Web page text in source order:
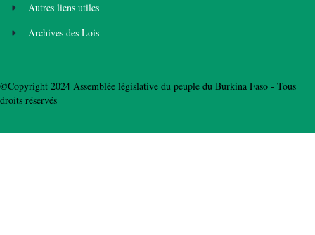
Autres liens utiles
Archives des Lois
©Copyright 2024 Assemblée législative du peuple du Burkina Faso - Tous
droits réservés